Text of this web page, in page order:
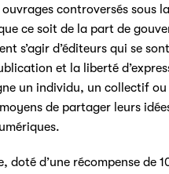
controversés sous
ce soit de la part de
s’agir d’éditeurs qui se
et la liberté
un individu, un collectif
de partager leurs
doté d’une récompense de